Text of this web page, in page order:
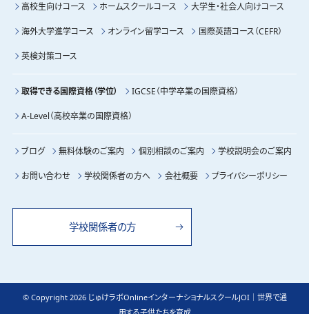
高校生向けコース ホームスクールコース 大学生・社会人向けコース
海外大学進学コース オンライン留学コース 国際英語コース（CEFR）
英検対策コース
取得できる国際資格（学位） IGCSE（中学卒業の国際資格）
A-Level（高校卒業の国際資格）
ブログ 無料体験のご案内 個別相談のご案内 学校説明会のご案内
お問い合わせ 学校関係者の方へ 会社概要 プライバシーポリシー
学校関係者の方
© Copyright 2026 じゅけラボOnlineインターナショナルスクールJOI｜世界で通